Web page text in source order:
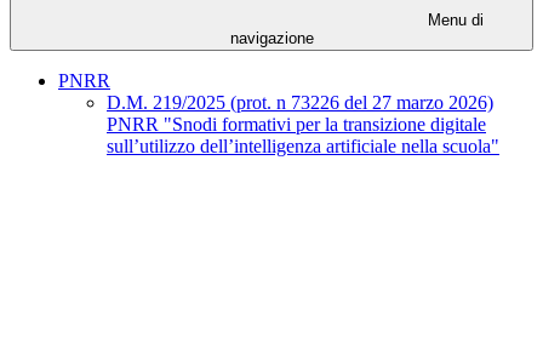
Menu di
navigazione
PNRR
D.M. 219/2025 (prot. n 73226 del 27 marzo 2026)
PNRR "Snodi formativi per la transizione digitale
sull’utilizzo dell’intelligenza artificiale nella scuola"